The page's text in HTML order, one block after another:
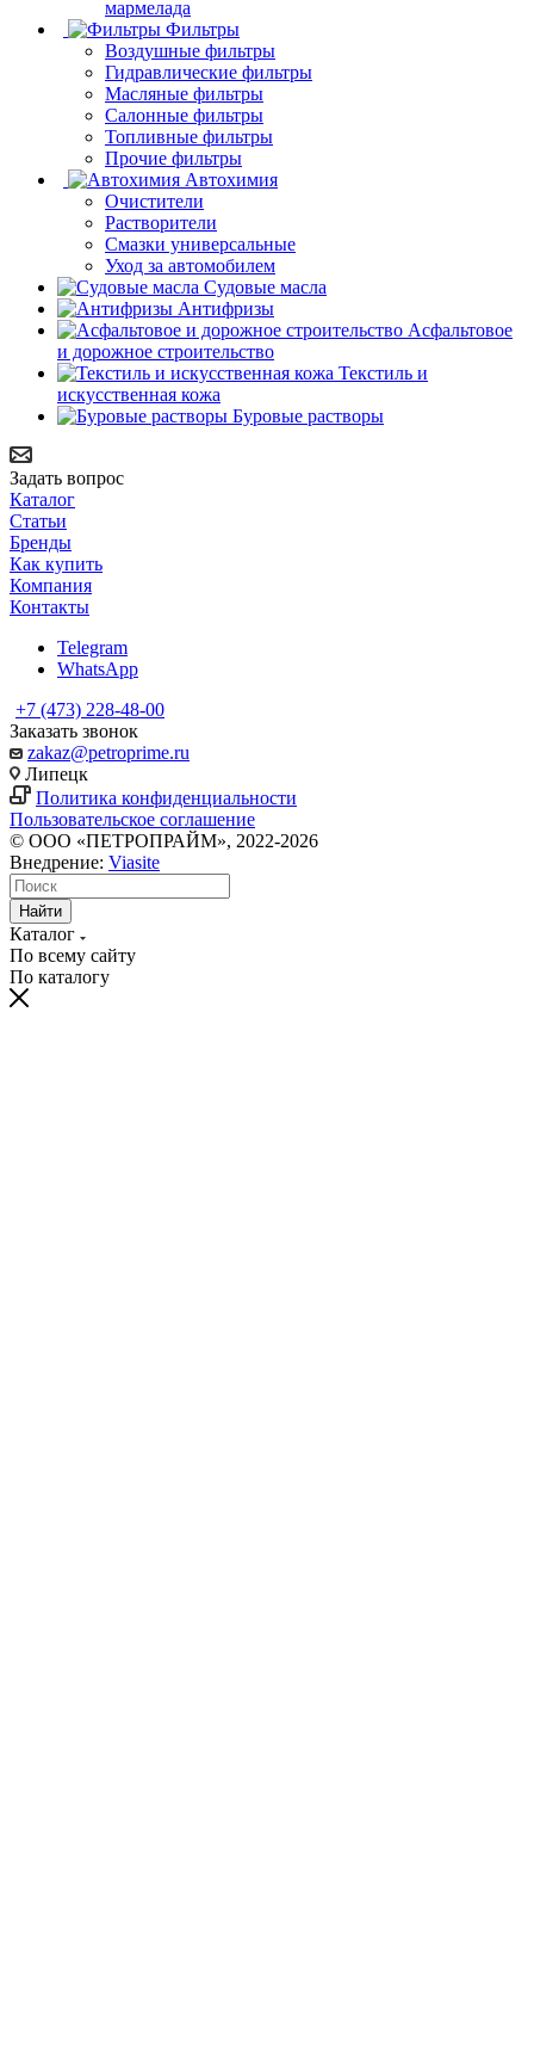
мармелада
Фильтры
Воздушные фильтры
Гидравлические фильтры
Масляные фильтры
Салонные фильтры
Топливные фильтры
Прочие фильтры
Автохимия
Очистители
Растворители
Смазки универсальные
Уход за автомобилем
Судовые масла
Антифризы
Асфальтовое
и дорожное строительство
Текстиль и
искусственная кожа
Буровые растворы
Задать вопрос
Каталог
Статьи
Бренды
Как купить
Компания
Контакты
Telegram
WhatsApp
+7 (473) 228-48-00
Заказать звонок
zakaz@petroprime.ru
Липецк
Политика конфиденциальности
Пользовательское соглашение
© ООО «ПЕТРОПРАЙМ», 2022-2026
Внедрение: Viasite
Найти
Каталог
По всему сайту
По каталогу